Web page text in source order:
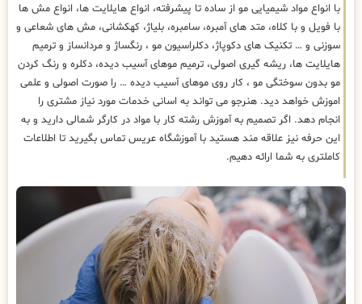
با انواع مواد شیمیایی مو از ساده تا پیشرفته، انواع هایلایت ها، انواع مش ها
با فویل و با کلاه، متد های آمبره، سامبره، بلیاژ، کهکشانی، مش های شعاعی و
سوزنی و … تکنیک های دکوپاژ، دکلراسیون مو ، رنگساژ و مردانساز و ترمیم
هایلایت ها، ریشه گیری اصولی، ترمیم موهای آسیب دیده، دکلره و رنگ کردن
مو بدون سوختگی مو ، کار روی موهای آسیب دیده … را صورت اصولی و علمی
اموزش خواهد دید. هنرجو می تواند به اسانی خدمات مورد نیاز مشتری را
انجام دهد. اگر تصمیم به آموزش رشته کار با مواد در کارگر شمالی دارید و به
این حرفه نیز علاقه مند هستید با آموزشگاه عریس تماس بگیرید تا اطلاعات
کاملتری به شما ارائه دهیم.